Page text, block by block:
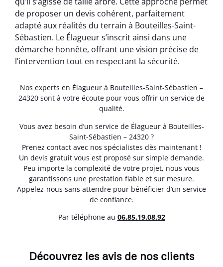
de proposer un devis cohérent, parfaitement
adapté aux réalités du terrain à Bouteilles-Saint-
Sébastien. Le Élagueur s’inscrit ainsi dans une
démarche honnête, offrant une vision précise de
l’intervention tout en respectant la sécurité.
Nos experts en Élagueur à Bouteilles-Saint-Sébastien –
24320 sont à votre écoute pour vous offrir un service de
qualité.
Vous avez besoin d’un service de Élagueur à Bouteilles-
Saint-Sébastien – 24320 ?
Prenez contact avec nos spécialistes dès maintenant !
Un devis gratuit vous est proposé sur simple demande.
Peu importe la complexité de votre projet, nous vous
garantissons une prestation fiable et sur mesure.
Appelez-nous sans attendre pour bénéficier d’un service
de confiance.
Par téléphone au 06.85.19.08.92
Découvrez les avis de nos clients